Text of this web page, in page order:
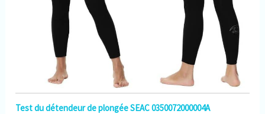
Test du détendeur de plongée SEAC 0350072000004A